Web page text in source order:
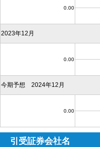
0.00
2023年12月
0.00
今期予想 2024年12月
0.00
引受証券会社名